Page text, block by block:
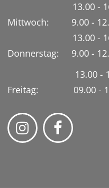
13.00 -
Mittwoch: 9.00 -
13.00 -
Donnerstag: 9.00 -
13.00 -
Freitag: 09.00 -